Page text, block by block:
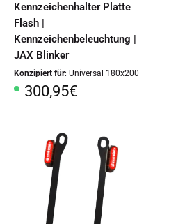
Kennzeichenhalter Platte
Flash |
Kennzeichenbeleuchtung |
JAX Blinker
Konzipiert für: Universal 180x200
Sonderpreis
300,95€